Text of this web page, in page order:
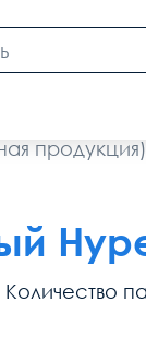
продукция)